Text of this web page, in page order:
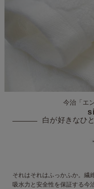
白が好きなひ
今治「エ
それはそれはふっかふか。繊
吸水力と安全性を保証する今